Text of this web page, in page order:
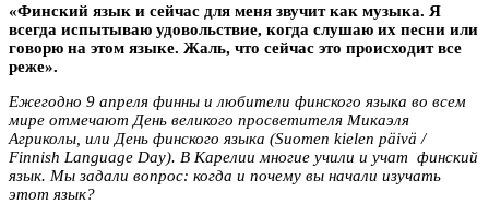
«Финский язык и сейчас для меня звучит как музыка. Я
всегда испытываю удовольствие, когда слушаю их песни или
говорю на этом языке. Жаль, что сейчас это происходит все
реже».
Ежегодно 9 апреля финны и любители финского языка во всем
мире отмечают День великого просветителя Микаэля
Агриколы, или День финского языка (Suomen kielen päivä /
Finnish Language Day). В Карелии многие учили и учат финский
язык. Мы задали вопрос: когда и почему вы начали изучать
этот язык?